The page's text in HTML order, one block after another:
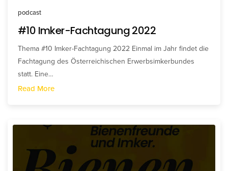
podcast
#10 Imker-Fachtagung 2022
Thema #10 Imker-Fachtagung 2022 Einmal im Jahr findet die
Fachtagung des Österreichischen Erwerbsimkerbundes
statt. Eine…
Read More